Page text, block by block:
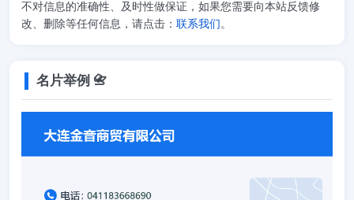
不对信息的准确性、及时性做保证，如果您需要向本站反馈修
改、删除等任何信息，请点击： 联系我们 。
名片举例 📇